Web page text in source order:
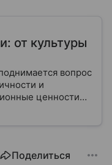
от культуры
вопрос
и
ценности
дискуссий и
в жизни
Поделиться